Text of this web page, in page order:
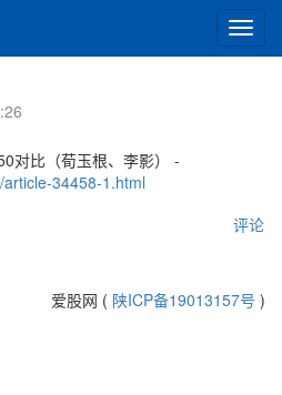
切
换
对比（荀玉根、李影） -
34458-1.html
评论
爱股网 ( 陕ICP备19013157号 )